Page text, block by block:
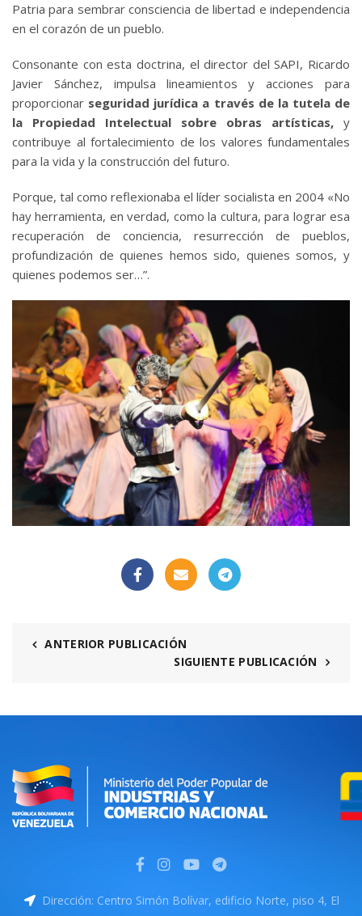
Patria para sembrar consciencia de libertad e independencia
en el corazón de un pueblo.
Consonante con esta doctrina, el director del SAPI, Ricardo
Javier Sánchez, impulsa lineamientos y acciones para
proporcionar seguridad jurídica a través de la tutela de
la Propiedad Intelectual sobre obras artísticas, y
contribuye al fortalecimiento de los valores fundamentales
para la vida y la construcción del futuro.
Porque, tal como reflexionaba el líder socialista en 2004 «No
hay herramienta, en verdad, como la cultura, para lograr esa
recuperación de conciencia, resurrección de pueblos,
profundización de quienes hemos sido, quienes somos, y
quienes podemos ser…”.
ANTERIOR PUBLICACIÓN
SIGUIENTE PUBLICACIÓN
Dirección: Centro Simón Bolívar, edificio Norte, piso 4, El